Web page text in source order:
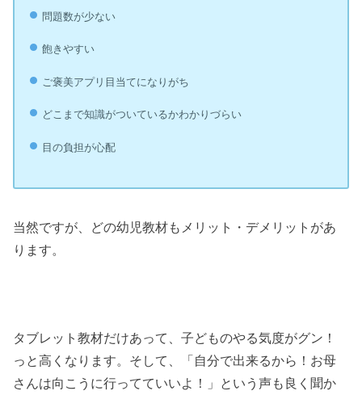
問題数が少ない
飽きやすい
ご褒美アプリ目当てになりがち
どこまで知識がついているかわかりづらい
目の負担が心配
当然ですが、どの幼児教材もメリット・デメリットがあ
ります。
タブレット教材だけあって、子どものやる気度がグン！
っと高くなります。そして、「自分で出来るから！お母
さんは向こうに行ってていいよ！」という声も良く聞か